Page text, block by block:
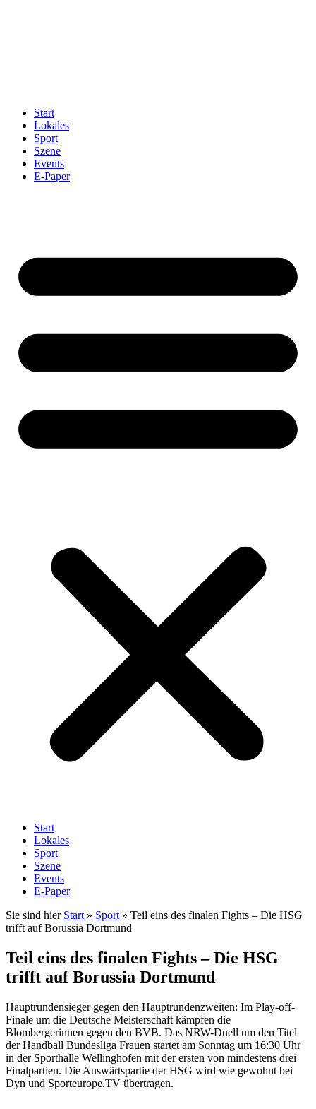
Start
Lokales
Sport
Szene
Events
E-Paper
Start
Lokales
Sport
Szene
Events
E-Paper
Sie sind hier Start » Sport » Teil eins des finalen Fights – Die HSG
trifft auf Borussia Dortmund
Teil eins des finalen Fights – Die HSG
trifft auf Borussia Dortmund
Hauptrundensieger gegen den Hauptrundenzweiten: Im Play-off-
Finale um die Deutsche Meisterschaft kämpfen die
Blombergerinnen gegen den BVB. Das NRW-Duell um den Titel
der Handball Bundesliga Frauen startet am Sonntag um 16:30 Uhr
in der Sporthalle Wellinghofen mit der ersten von mindestens drei
Finalpartien. Die Auswärtspartie der HSG wird wie gewohnt bei
Dyn und Sporteurope.TV übertragen.